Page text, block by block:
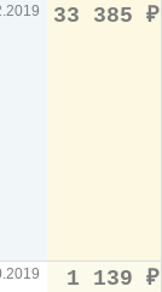
33 385 ₽
1 139 ₽